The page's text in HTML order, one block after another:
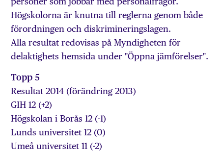
Högskolorna är knutna till reglerna genom både
förordningen och diskrimineringslagen.
Alla resultat redovisas på Myndigheten för
delaktighets hemsida under "Öppna jämförelser".
Topp 5
Resultat 2014 (förändring 2013)
GIH 12 (+2)
Högskolan i Borås 12 (-1)
Lunds universitet 12 (0)
Umeå universitet 11 (-2)